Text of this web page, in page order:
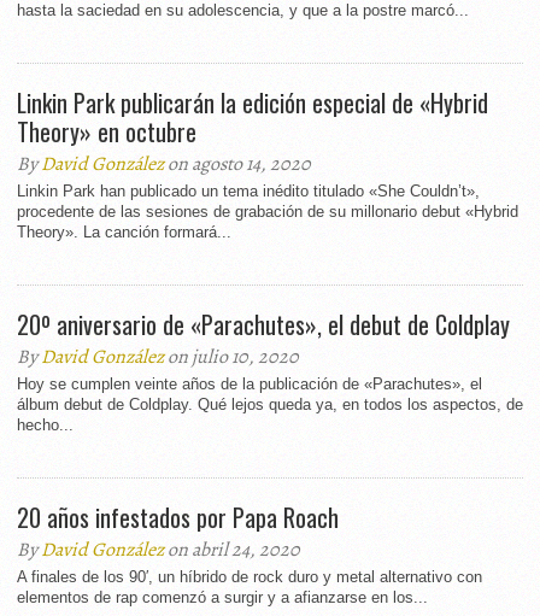
hasta la saciedad en su adolescencia, y que a la postre marcó...
Linkin Park publicarán la edición especial de «Hybrid
Theory» en octubre
ByDavid Gonzálezon agosto 14, 2020
Linkin Park han publicado un tema inédito titulado «She Couldn’t»,
procedente de las sesiones de grabación de su millonario debut «Hybrid
Theory». La canción formará...
20º aniversario de «Parachutes», el debut de Coldplay
ByDavid Gonzálezon julio 10, 2020
Hoy se cumplen veinte años de la publicación de «Parachutes», el
álbum debut de Coldplay. Qué lejos queda ya, en todos los aspectos, de
hecho...
20 años infestados por Papa Roach
ByDavid Gonzálezon abril 24, 2020
A finales de los 90′, un híbrido de rock duro y metal alternativo con
elementos de rap comenzó a surgir y a afianzarse en los...